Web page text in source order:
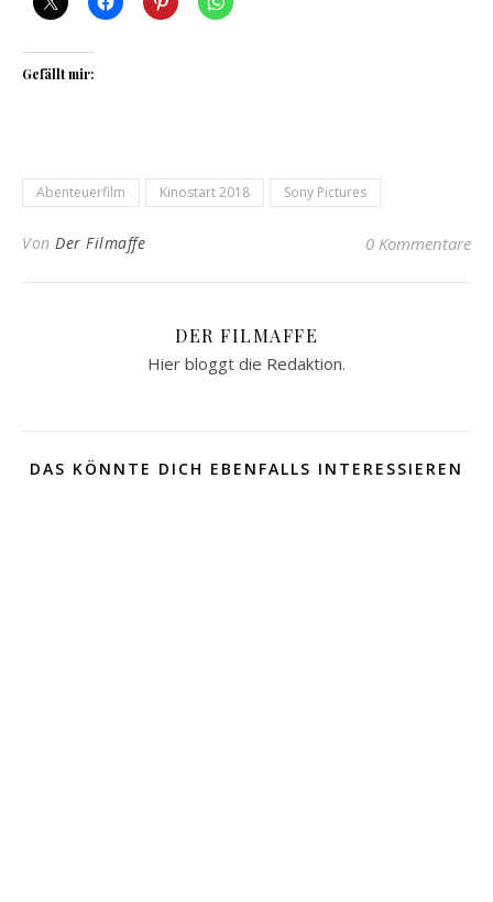
Gefällt mir:
Abenteuerfilm Kinostart 2018 Sony Pictures
Von Der Filmaffe 0 Kommentare
DER FILMAFFE
Hier bloggt die Redaktion.
DAS KÖNNTE DICH EBENFALLS INTERESSIEREN